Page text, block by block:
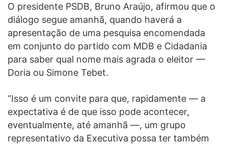
O presidente PSDB, Bruno Araújo, afirmou que o
diálogo segue amanhã, quando haverá a
apresentação de uma pesquisa encomendada
em conjunto do partido com MDB e Cidadania
para saber qual nome mais agrada o eleitor —
Doria ou Simone Tebet.
“Isso é um convite para que, rapidamente — a
expectativa é de que isso pode acontecer,
eventualmente, até amanhã —, um grupo
representativo da Executiva possa ter também